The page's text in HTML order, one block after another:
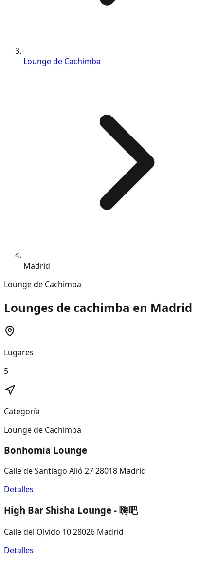
Lounge de Cachimba
Madrid
Lounge de Cachimba
Lounges de cachimba en Madrid
Lugares
5
Categoría
Lounge de Cachimba
Bonhomia Lounge
Calle de Santiago Alió 27 28018 Madrid
Detalles
High Bar Shisha Lounge - 嗨吧
Calle del Olvido 10 28026 Madrid
Detalles